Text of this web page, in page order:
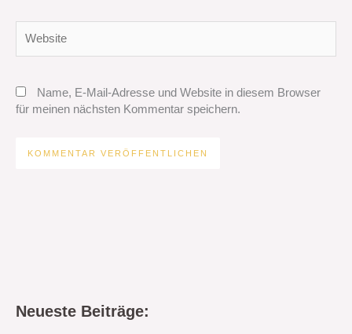
Name, E-Mail-Adresse und Website in diesem Browser
für meinen nächsten Kommentar speichern.
Neueste Beiträge: